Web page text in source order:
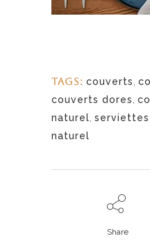
TAGS: couverts
couverts dores
naturel serviettes
naturel
Share